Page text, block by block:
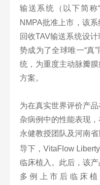
输送系统（以下简称
NMPA批准上市，该
回收TAV输送系统设
势成为了全球唯一“真
统，为重度主动脉瓣
方案。
为在真实世界评价产
杂病例中的性能表现
永健教授团队及河南
导下，VitaFlow Liberty
临床植入。此后，该
多例上市后临床